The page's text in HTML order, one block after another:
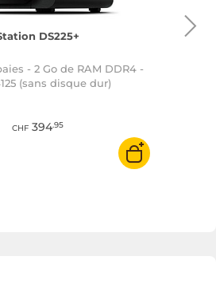
DS225+
- 2 Go de RAM DDR4 -
(sans disque dur)
CHF 394.95